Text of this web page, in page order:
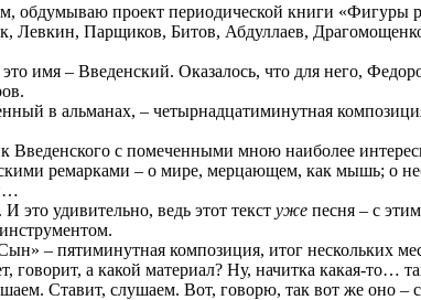
обдумываю проект периодической книги «Фигуры
Левкин, Парщиков, Битов, Абдуллаев,
имя – Введенский. Оказалось, что для него,
в альманах, – четырнадцатиминутная
Введенского с помеченными мною наиболее
ремарками – о мире, мерцающем, как мышь; о
удивительно, ведь этот текст уже песня – с
– пятиминутная композиция, итог нескольких
а какой материал? Ну, начитка какая-то…
Ставит, слушаем. Вот, говорю, так вот же оно –